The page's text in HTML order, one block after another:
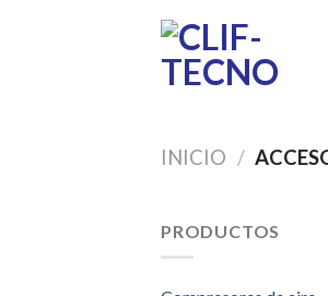
INICIO /
PRODUCTOS